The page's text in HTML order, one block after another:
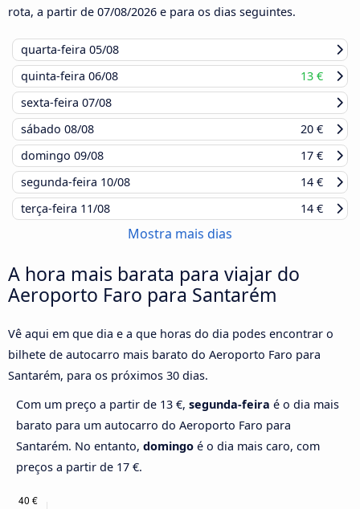
rota, a partir de 07/08/2026 e para os dias seguintes.
quarta-feira 05/08
quinta-feira 06/08
13 €
sexta-feira 07/08
sábado 08/08
20 €
domingo 09/08
17 €
segunda-feira 10/08
14 €
terça-feira 11/08 14 €
Mostra mais dias
A hora mais barata para viajar do
Aeroporto Faro para Santarém
Vê aqui em que dia e a que horas do dia podes encontrar o
bilhete de autocarro mais barato do Aeroporto Faro para
Santarém, para os próximos 30 dias.
Com um preço a partir de 13 €, segunda-feira é o dia mais
barato para um autocarro do Aeroporto Faro para
Santarém. No entanto, domingo é o dia mais caro, com
preços a partir de 17 €.